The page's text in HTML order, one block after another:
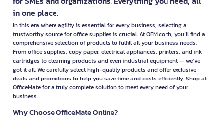
in one place.
In this era where agility is essential for every business, selecting a
trustworthy source for office supplies is crucial. At OFM.co.th, you’ll find a
comprehensive selection of products to fulfill all your business needs.
From office supplies, copy paper, electrical appliances, printers, and ink
cartridges to cleaning products and even industrial equipment — we’ve
got it all. We carefully select high-quality products and offer exclusive
deals and promotions to help you save time and costs efficiently. Shop at
OfficeMate for a truly complete solution to meet every need of your
business.
Why Choose OfficeMate Online?